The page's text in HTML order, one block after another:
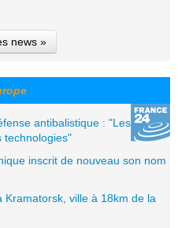
news »
antibalistique : "Les
technologies"
inscrit de nouveau son nom
Kramatorsk, ville à 18km de la